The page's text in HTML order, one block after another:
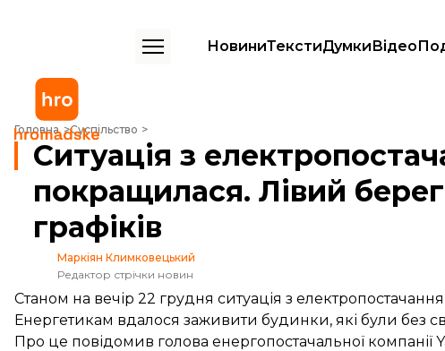
НовиниТекстиДумкиВідео
Головна Суспільство
Ситуація з електропостачанням у Києві дещо покращилася. Лівий берег
Ситуація з
покращилася. Лівий
графіків
Маркіян Климковецький
Редактор стрічки новин
Станом на вечір 22 грудня ситуація з
Енергетикам вдалося заживити будинки, які були без
Про це повідомив голова енергопостачальної компанії